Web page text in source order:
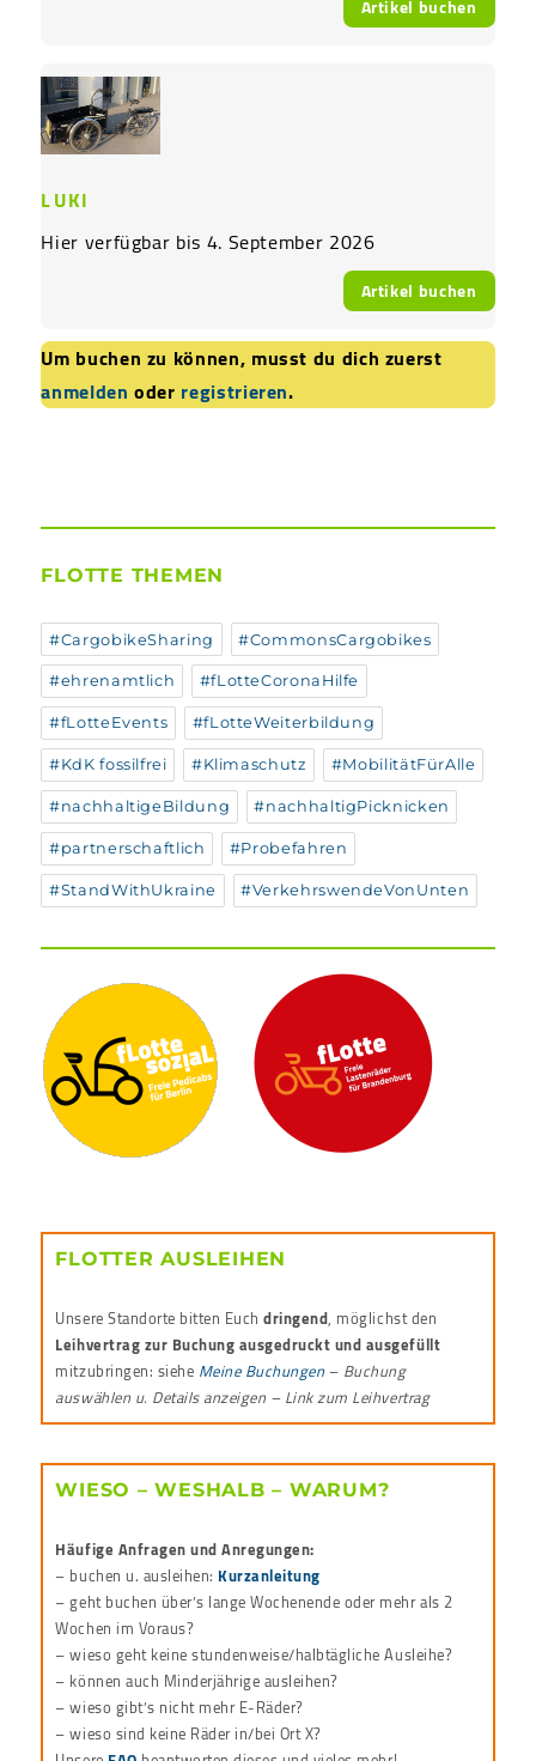
Artikel buchen
LUKI
Hier verfügbar bis 4. September 2026
Artikel buchen
Um buchen zu können, musst du dich zuerst
anmelden oder registrieren.
FLOTTE THEMEN
#CargobikeSharing #CommonsCargobikes
#ehrenamtlich #fLotteCoronaHilfe
#fLotteEvents #fLotteWeiterbildung
#KdK fossilfrei #Klimaschutz #MobilitätFürAlle
#nachhaltigeBildung #nachhaltigPicknicken
#partnerschaftlich #Probefahren
#StandWithUkraine #VerkehrswendeVonUnten
FLOTTER AUSLEIHEN
Unsere Standorte bitten Euchdringend, möglichst den
Leihvertrag zur Buchung ausgedruckt und ausgefüllt
mitzubringen: siehe Meine Buchungen– Buchung
auswählen u. Details anzeigen – Link zum Leihvertrag
WIESO – WESHALB – WARUM?
Häufige Anfragen und Anregungen:
– buchen u. ausleihen: Kurzanleitung
– geht buchen über’s lange Wochenende oder mehr als 2
Wochen im Voraus?
– wieso geht keine stundenweise/halbtägliche Ausleihe?
– können auch Minderjährige ausleihen?
– wieso gibt’s nicht mehr E-Räder?
– wieso sind keine Räder in/bei Ort X?